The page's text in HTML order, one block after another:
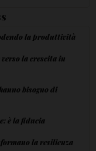
la produttività
la crescita in
bisogno di
è la fiducia
la resilienza